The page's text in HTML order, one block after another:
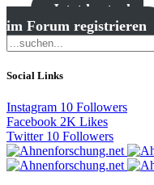
Jetzt kostenlos
im Forum registrieren
Social Links
Instagram 10 Followers
Facebook 2K Likes
Twitter 10 Followers